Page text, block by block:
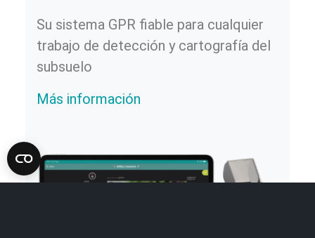
Su sistema GPR fiable para cualquier
trabajo de detección y cartografía del
subsuelo
Más información